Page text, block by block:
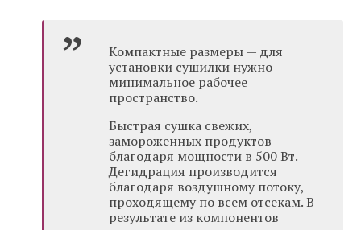
Компактные размеры — для
установки сушилки нужно
минимальное рабочее
пространство.
Быстрая сушка свежих,
замороженных продуктов
благодаря мощности в 500 Вт.
Дегидрация производится
благодаря воздушному потоку,
проходящему по всем отсекам. В
результате из компонентов